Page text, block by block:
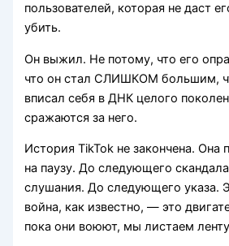
пользователей, которая не даст
убить.
Он выжил. Не потому, что его
что он стал СЛИШКОМ большим,
вписал себя в ДНК целого
сражаются за него.
История TikTok не закончена. Она
на паузу. До следующего
слушания. До следующего указа.
война, как известно, — это
пока они воюют, мы листаем